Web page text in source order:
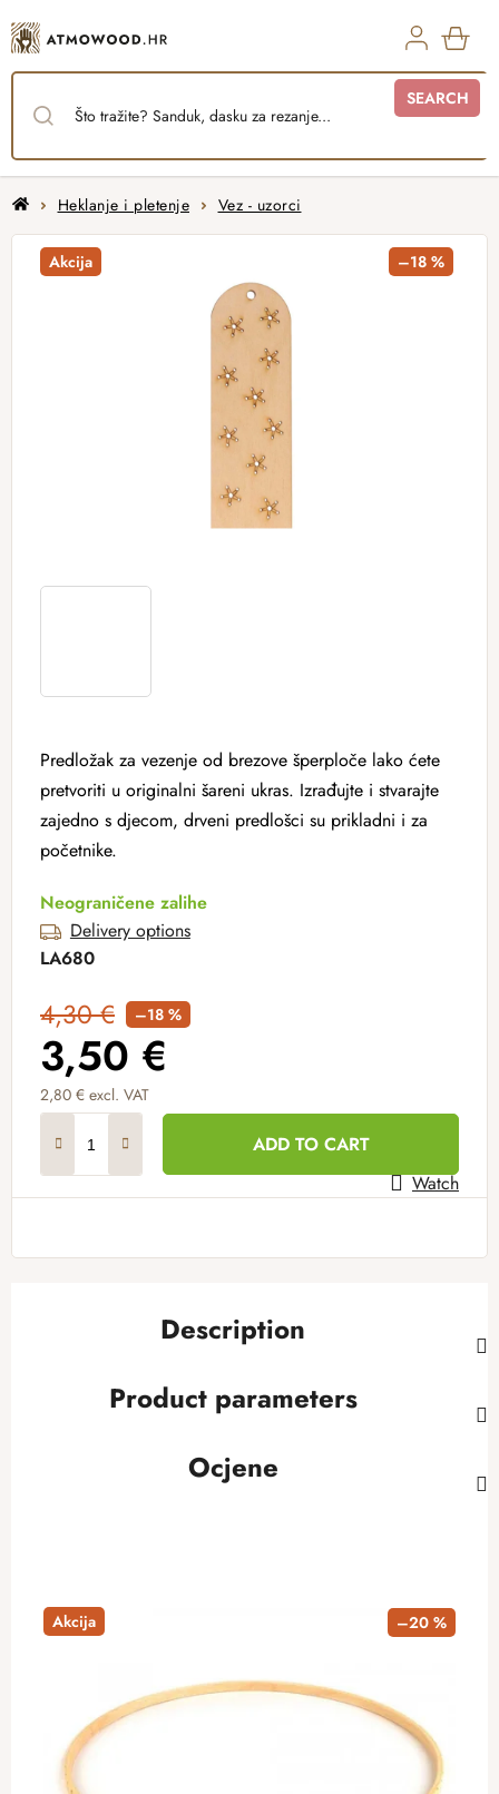
to
content
SEARCH
HomeHeklanje i pletenje Vez - uzorci
Predložak za vezenje od brezove šperploče lako ćete
pretvoriti u originalni šareni ukras. Izrađujte i stvarajte
zajedno s djecom, drveni predlošci su prikladni i za
početnike.
Neograničene zalihe
Delivery options
LA680
4,30 € –18 %
3,50 €
2,80 € excl. VAT
ADD TO CART
Watch
Akcija –18 %
Description
Product parameters
Ocjene
Akcija –20 %